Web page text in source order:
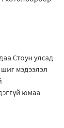
Стоун улсад
мэдээлэл
юмаа